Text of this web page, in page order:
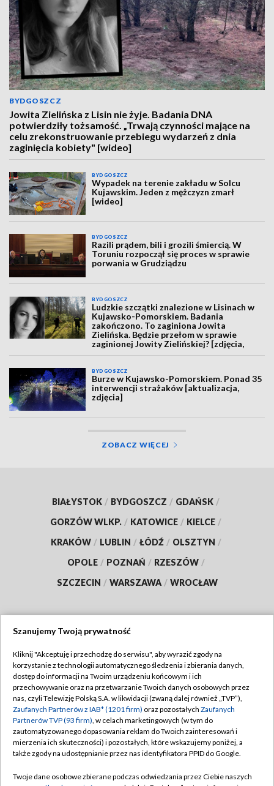
BYDGOSZCZ
Jowita Zielińska z Lisin nie żyje. Badania DNA
potwierdziły tożsamość. „Trwają czynności mające na
celu zrekonstruowanie przebiegu wydarzeń z dnia
zaginięcia kobiety" [wideo]
BYDGOSZCZ
Wypadek na terenie zakładu w Solcu
Kujawskim. Jeden z mężczyzn zmarł
[wideo]
BYDGOSZCZ
Razili prądem, bili i grozili śmiercią. W
Toruniu rozpoczął się proces w sprawie
porwania w Grudziądzu
BYDGOSZCZ
Ludzkie szczątki znalezione w Lisinach w
Kujawsko-Pomorskiem. Badania
zakończono. To zaginiona Jowita
Zielińska. Będzie przełom w sprawie
zaginionej Jowity Zielińskiej? [zdjęcia,
wideo, aktualizacja]
BYDGOSZCZ
Burze w Kujawsko-Pomorskiem. Ponad 35
interwencji strażaków [aktualizacja,
zdjęcia]
ZOBACZ WIĘCEJ
BIAŁYSTOK / BYDGOSZCZ / GDAŃSK /
GORZÓW WLKP. / KATOWICE / KIELCE /
KRAKÓW / LUBLIN / ŁÓDŹ / OLSZTYN /
OPOLE / POZNAŃ / RZESZÓW /
SZCZECIN / WARSZAWA / WROCŁAW
TVP
Abonament TVP
Emisja w TVP
Centrum informacji TVP
Naziemna Telewizja Cyfrowa
Regulamin TVP
Polityka prywatności
Moje zgody
Pomoc
Szanujemy Twoją prywatność
Kliknij "Akceptuję i przechodzę do serwisu", aby wyrazić zgody na
korzystanie z technologii automatycznego śledzenia i zbierania danych,
dostęp do informacji na Twoim urządzeniu końcowym i ich
przechowywanie oraz na przetwarzanie Twoich danych osobowych przez
nas, czyli Telewizję Polską S.A. w likwidacji (zwaną dalej również „TVP”),
Zaufanych Partnerów z IAB* (1201 firm) oraz pozostałych Zaufanych
Partnerów TVP (93 firm), w celach marketingowych (w tym do
zautomatyzowanego dopasowania reklam do Twoich zainteresowań i
mierzenia ich skuteczności) i pozostałych, które wskazujemy poniżej, a
także zgody na udostępnianie przez nas identyfikatora PPID do Google.
Twoje dane osobowe zbierane podczas odwiedzania przez Ciebie naszych